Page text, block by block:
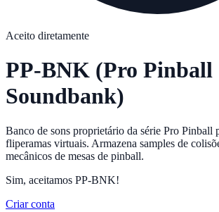
Aceito diretamente
PP-BNK (Pro Pinball
Soundbank)
Banco de sons proprietário da série Pro Pinball
fliperamas virtuais. Armazena samples de
mecânicos de mesas de pinball.
Sim, aceitamos PP-BNK!
Criar conta